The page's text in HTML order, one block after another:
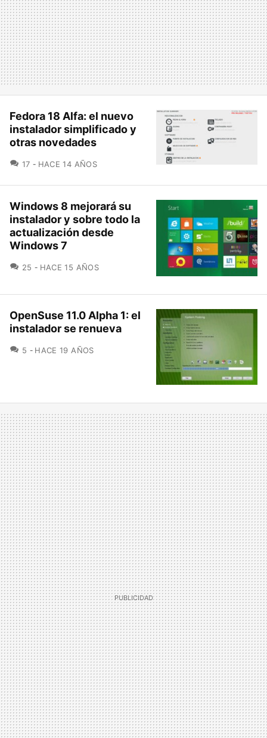
Fedora 18 Alfa: el nuevo
instalador simplificado y
otras novedades
17 COMENTARIOS
HACE 14 AÑOS
Windows 8 mejorará su
instalador y sobre todo la
actualización desde
Windows 7
25 COMENTARIOS
HACE 15 AÑOS
OpenSuse 11.0 Alpha 1: el
instalador se renueva
5 COMENTARIOS
HACE 19 AÑOS